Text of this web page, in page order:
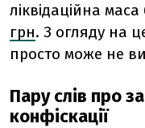
ліквідаційна
грн. З огляду на
просто може не
Пару слів про
конфіскації